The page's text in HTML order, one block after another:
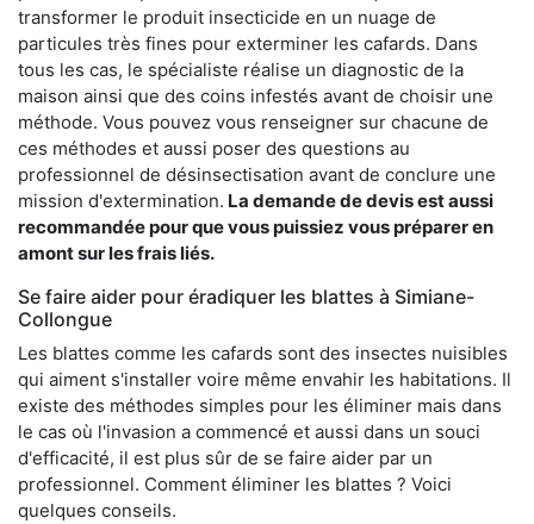
transformer le produit insecticide en un nuage de
particules très fines pour exterminer les cafards. Dans
tous les cas, le spécialiste réalise un diagnostic de la
maison ainsi que des coins infestés avant de choisir une
méthode. Vous pouvez vous renseigner sur chacune de
ces méthodes et aussi poser des questions au
professionnel de désinsectisation avant de conclure une
mission d'extermination. La demande de devis est aussi
recommandée pour que vous puissiez vous préparer en
amont sur les frais liés.
Se faire aider pour éradiquer les blattes à Simiane-
Collongue
Les blattes comme les cafards sont des insectes nuisibles
qui aiment s'installer voire même envahir les habitations. Il
existe des méthodes simples pour les éliminer mais dans
le cas où l'invasion a commencé et aussi dans un souci
d'efficacité, il est plus sûr de se faire aider par un
professionnel. Comment éliminer les blattes ? Voici
quelques conseils.